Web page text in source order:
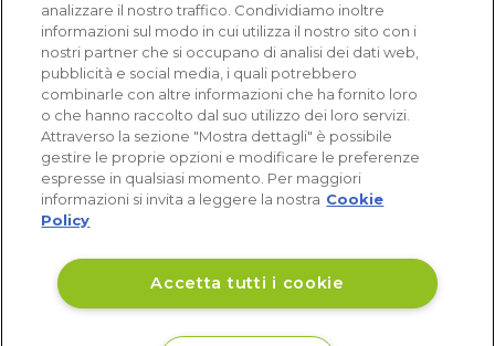
analizzare il nostro traffico. Condividiamo inoltre
informazioni sul modo in cui utilizza il nostro sito con i
nostri partner che si occupano di analisi dei dati web,
pubblicità e social media, i quali potrebbero
combinarle con altre informazioni che ha fornito loro
o che hanno raccolto dal suo utilizzo dei loro servizi.
Attraverso la sezione "Mostra dettagli" è possibile
gestire le proprie opzioni e modificare le preferenze
espresse in qualsiasi momento. Per maggiori
informazioni si invita a leggere la nostra Cookie
Policy
Accetta tutti i cookie